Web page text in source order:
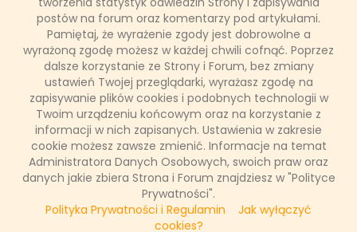
postów na forum oraz komentarzy pod artykułami.
Pamiętaj, że wyrażenie zgody jest dobrowolne a
wyrażoną zgodę możesz w każdej chwili cofnąć. Poprzez
dalsze korzystanie ze Strony i Forum, bez zmiany
ustawień Twojej przeglądarki, wyrażasz zgodę na
zapisywanie plików cookies i podobnych technologii w
Twoim urządzeniu końcowym oraz na korzystanie z
informacji w nich zapisanych. Ustawienia w zakresie
cookie możesz zawsze zmienić. Informacje na temat
Administratora Danych Osobowych, swoich praw oraz
danych jakie zbiera Strona i Forum znajdziesz w "Polityce
Prywatności".
Polityka Prywatności i Regulamin
Jak wyłączyć
cookies?
Epoque" Srebrnego Globa uzyskał w kategorii "Rozrywka", zaś
film "Listy do M. 2" w kategorii "Komedia". Z kolei w kategorii
"Dokument: Badania naukowe" nagrodę otrzymał dokument z
Marcinem Prokopem "Klonowanie - Sposób na
nieśmiertelność".
25 kwietnia 2017, 10:55
(0 komentarzy)
CZYTAJ WIĘCEJ